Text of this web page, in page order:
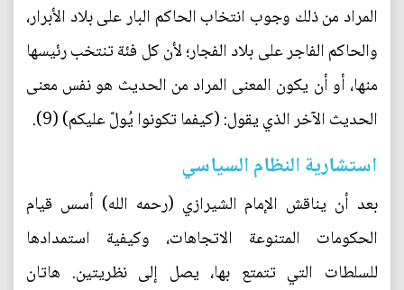
المراد من ذلك وجوب انتخاب الحاكم البار على بلاد الأبرار،
والحاكم الفاجر على بلاد الفجار؛ لأن كل فئة تنتخب رئيسها
منها، أو أن يكون المعنى المراد من الحديث هو نفس معنى
الحديث الآخر الذي يقول: (كيفما تكونوا يُولّ عليكم) (9).
استشارية النظام السياسي
بعد أن يناقش الإمام الشيرازي (رحمه الله) أسس قيام
الحكومات المتنوعة الاتجاهات، وكيفية استمدادها
للسلطات التي تتمتع بها، يصل إلى نظريتين. هاتان